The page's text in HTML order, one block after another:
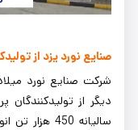
صنایع نورد یزد از
شرکت صنایع نورد
سالیانه 450